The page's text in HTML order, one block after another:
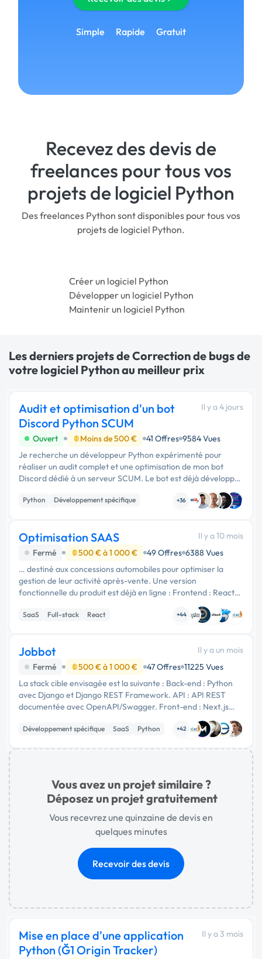
Simple Rapide Gratuit
Recevez des devis de
freelances pour tous vos
projets de logiciel Python
Des freelances Python sont disponibles pour tous vos
projets de logiciel Python.
Créer un logiciel Python
Développer un logiciel Python
Maintenir un logiciel Python
Les derniers projets de Correction de bugs de
votre logiciel Python au meilleur prix
Audit et optimisation d'un bot
Discord Python SCUM
Il y a 4 jours
Ouvert Moins de 500 € 41 Offres 9584 Vues
Je recherche un développeur Python expérimenté pour
réaliser un audit complet et une optimisation de mon bot
Discord dédié à un serveur SCUM. Le bot est déjà développé
Python
Développement spécifique
+36
Optimisation SAAS
Il y a 10 mois
Fermé
500 € à 1 000 € 49 Offres 6388 Vues
… destiné aux concessions automobiles pour optimiser la
gestion de leur activité après-vente. Une version
fonctionnelle du produit est déjà en ligne : Frontend : React.js
(hébergé sur Firebase) Backend : Python - framework
Django (hébergé sur …
SaaS Full-stack React +44
Jobbot
Il y a un mois
Fermé
500 € à 1 000 € 47 Offres 11225 Vues
La stack cible envisagée est la suivante : Back-end : Python
avec Django et Django REST Framework. API : API REST
documentée avec OpenAPI/Swagger. Front-end : Next.js
avec TypeScript et Tailwind CSS. Base de données :
PostgreSQL. Cache et files …
Développement spécifique SaaS Python +42
Vous avez un projet similaire ?
Déposez un projet gratuitement
Vous recevrez une quinzaine de devis en
quelques minutes
Recevoir des devis
Mise en place d'une application
Python (Ğ1 Origin Tracker)
Il y a 3 mois